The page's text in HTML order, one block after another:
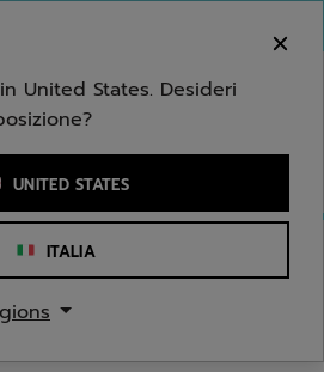
o il numero di un articolo
United States. Desideri
UNITED STATES
ITALIA